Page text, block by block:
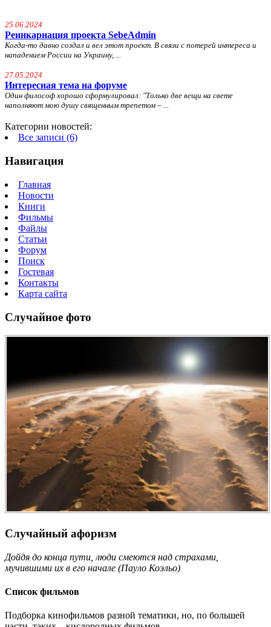
25.06.2024
Реинкарнация проекта SebeAdmin
Когда-то давно создал и вел этот проект. В связи с потерей интереса и
нападением России на Украину, ...
27.05.2024
Интересная тема на форуме
Один философ хорошо сформулировал: "Только две вещи на свете
наполняют мою душу священным трепетом – ...
Категории новостей:
Все записи (6)
Навигация
Главная
Новости
Книги
Фильмы
Файлы
Статьи
Форум
Поиск
Гостевая
Контакты
Карта сайта
Случайное фото
Случайный афоризм
Дойдя до конца пути, люди смеются над страхами,
мучившими их в его начале (Пауло Коэльо)
Список фильмов
Подборка кинофильмов разной тематики, но, по большей